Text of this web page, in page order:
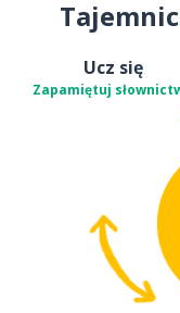
Ucz się
Zapamiętuj